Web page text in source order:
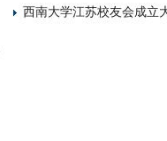
西南大学江苏校友会成立